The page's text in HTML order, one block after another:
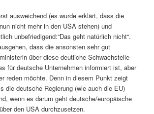
ausweichend (es wurde erklärt, dass die
nicht mehr in den USA stehen) und
unbefriedigend:“Das geht natürlich nicht“.
dass die ansonsten sehr gut
über diese deutliche Schwachstelle
für deutsche Unternehmen informiert ist, aber
reden möchte. Denn in diesem Punkt zeigt
die deutsche Regierung (wie auch die EU)
wenn es darum geht deutsche/europäische
den USA durchzusetzen.